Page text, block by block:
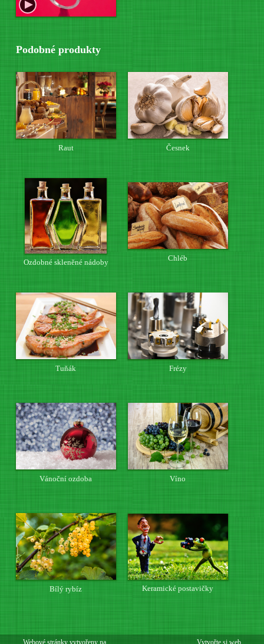
Podobné produkty
Raut Česnek
Ozdobné skleněné nádoby Chléb
Tuňák Frézy
Vánoční ozdoba Víno
Bílý rybíz Keramické postavičky
Webové stránky vytvořeny na Vytvořte si web